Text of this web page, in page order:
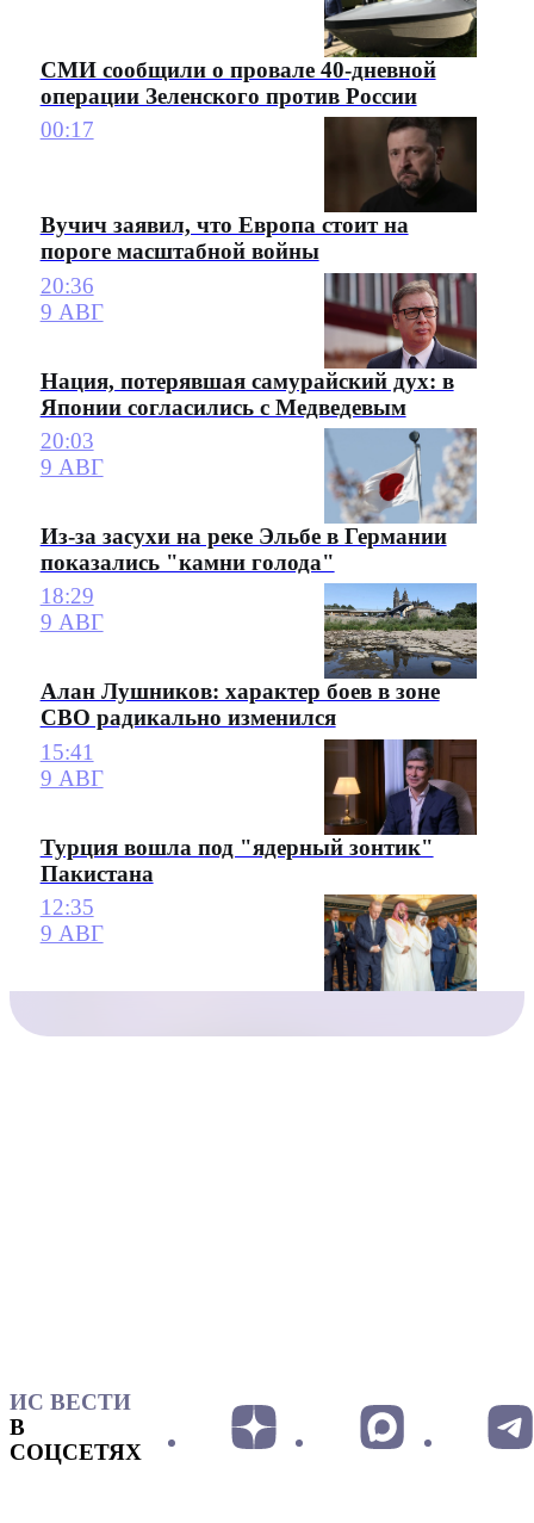
СМИ сообщили о провале 40-дневной
операции Зеленского против России
00:17
Вучич заявил, что Европа стоит на
пороге масштабной войны
20:36
9 АВГ
Нация, потерявшая самурайский дух: в
Японии согласились с Медведевым
20:03
9 АВГ
Из-за засухи на реке Эльбе в Германии
показались "камни голода"
18:29
9 АВГ
Алан Лушников: характер боев в зоне
СВО радикально изменился
15:41
9 АВГ
Турция вошла под "ядерный зонтик"
Пакистана
12:35
9 АВГ
ИС ВЕСТИ
В
СОЦСЕТЯХ